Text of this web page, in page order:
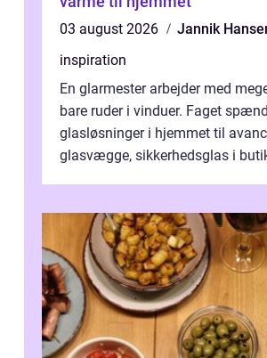
03 august 2026
Jannik
inspiration
En glarmester arbejder med
bare ruder i vinduer. Faget
glasløsninger i hjemmet til
glasvægge, sikkerhedsglas i